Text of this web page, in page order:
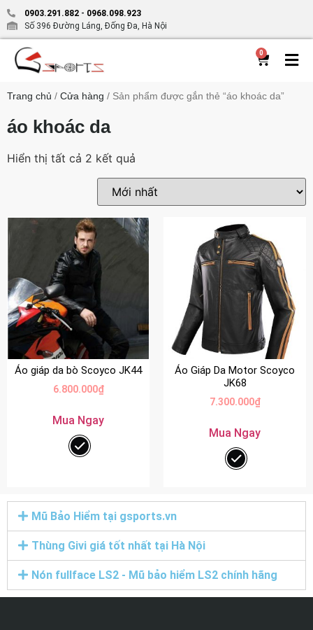
0903.291.882 - 0968.098.923
Số 396 Đường Láng, Đống Đa, Hà Nội
0
Trang chủ / Cửa hàng / Sản phẩm được gắn thẻ “áo khoác da”
áo khoác da
Hiển thị tất cả 2 kết quả
Áo giáp da bò Scoyco JK44
6.800.000₫
Mua Ngay
Áo Giáp Da Motor Scoyco
JK68
7.300.000₫
Mua Ngay
Mũ Bảo Hiểm tại gsports.vn
Thùng Givi giá tốt nhất tại Hà Nội
Nón fullface LS2 - Mũ bảo hiểm LS2 chính hãng